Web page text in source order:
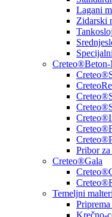
Lagani
Zidarski
Creteo®Beton-
Pribor za
Creteo®Gala
Temeljni
Krečno-